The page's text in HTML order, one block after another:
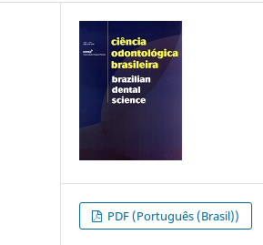
PDF (Português (Brasil))